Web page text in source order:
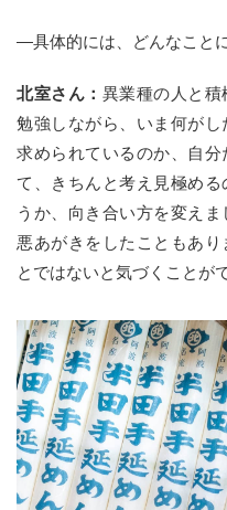
—具体的には、どんなこと
北室さん： 異業種の人と積
勉強しながら、いま何が
求められているのか、自
て、きちんと考え見極め
うか、向き合い方を変えま
悪あがきをしたこともあ
とではないと気づくことが